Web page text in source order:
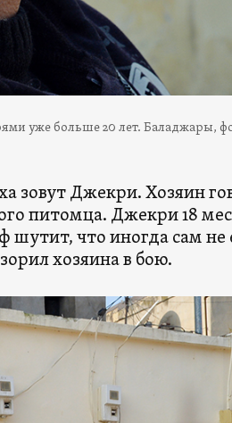
уже больше 20 лет. Баладжары,
зовут Джекри. Хозяин
питомца. Джекри 18
шутит, что иногда сам не
хозяина в бою.